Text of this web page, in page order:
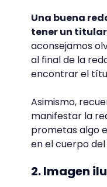
Una buena
tener un
aconsejamos
al final de la
encontrar el
Asimismo,
manifestar la
prometas algo
en el cuerpo
2. Imagen